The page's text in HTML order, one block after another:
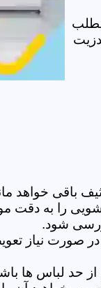
باقی خواهد
را به دقت
شود.
در صورت نیاز
حد لباس ها